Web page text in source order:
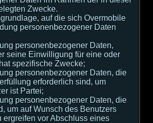
Zwecke.
auf die sich Overmobile
personenbezogener Daten
personenbezogener Daten,
seine Einwilligung für eine oder
spezifische Zwecke;
personenbezogener Daten, die
erforderlich sind, um
ist Partei;
personenbezogener Daten, die
um auf Wunsch des Benutzers
ergreifen vor Abschluss eines